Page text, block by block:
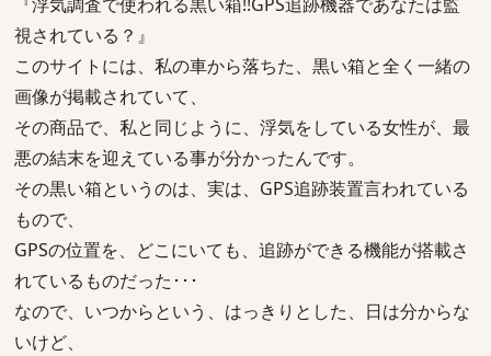
視されている？』
このサイトには、私の車から落ちた、黒い箱と全く一緒の
画像が掲載されていて、
その商品で、私と同じように、浮気をしている女性が、最
悪の結末を迎えている事が分かったんです。
その黒い箱というのは、実は、GPS追跡装置言われている
もので、
GPSの位置を、どこにいても、追跡ができる機能が搭載さ
れているものだった･･･
なので、いつからという、はっきりとした、日は分からな
いけど、